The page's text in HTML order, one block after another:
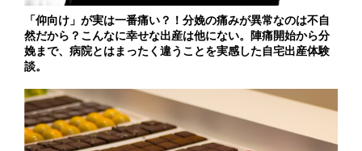
「仰向け」が実は一番痛い？！分娩の痛みが異常なのは不自
然だから？こんなに幸せな出産は他にない。陣痛開始から分
娩まで、病院とはまったく違うことを実感した自宅出産体験
談。